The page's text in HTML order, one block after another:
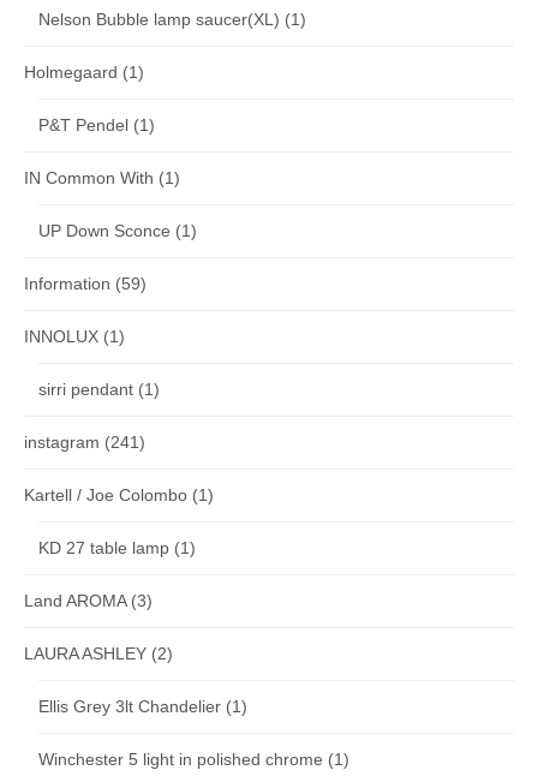
Nelson Bubble lamp saucer(XL) (1)
Holmegaard (1)
P&T Pendel (1)
IN Common With (1)
UP Down Sconce (1)
Information (59)
INNOLUX (1)
sirri pendant (1)
instagram (241)
Kartell / Joe Colombo (1)
KD 27 table lamp (1)
Land AROMA(3)
LAURA ASHLEY (2)
Ellis Grey 3lt Chandelier (1)
Winchester 5 light in polished chrome (1)